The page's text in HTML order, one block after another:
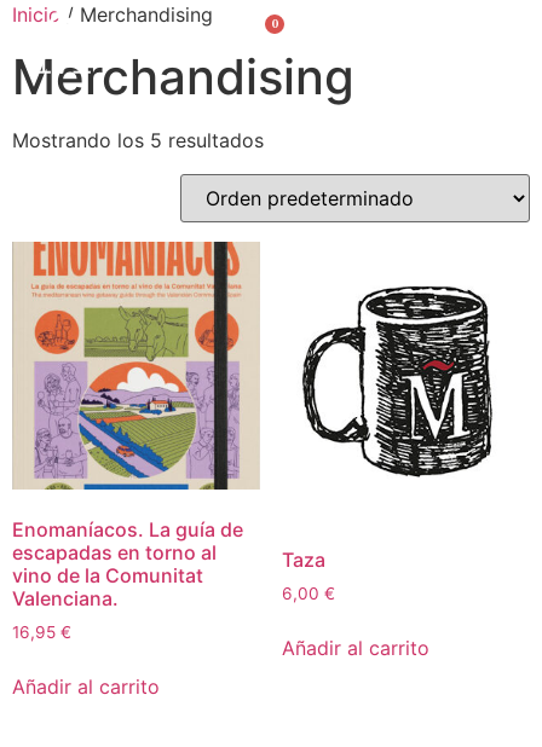
0
Inicio / Merchandising
Merchandising
Mostrando los 5 resultados
Enomaníacos. La guía de
escapadas en torno al
vino de la Comunitat
Valenciana.
16,95 €
Añadir al carrito
Taza
6,00 €
Añadir al carrito